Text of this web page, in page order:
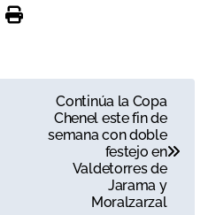
Continúa la Copa
Chenel este fin de
semana con doble
festejo en
Valdetorres de
Jarama y
Moralzarzal